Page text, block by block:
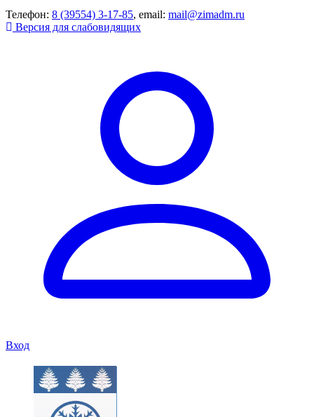
Телефон: 8 (39554) 3-17-85, email: mail@zimadm.ru
Версия для слабовидящих
Вход